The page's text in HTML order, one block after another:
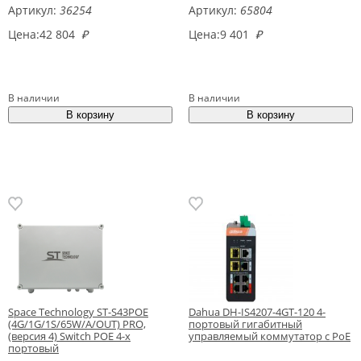
Артикул: 36254
Цена:42 804 ₽
В наличии
Артикул: 65804
Цена:9 401 ₽
В наличии
Space Technology ST-S43POE
(4G/1G/1S/65W/А/OUT) PRO,
(версия 4) Switch POE 4-х
портовый
Dahua DH-IS4207-4GT-120 4-
портовый гигабитный
управляемый коммутатор с PoE